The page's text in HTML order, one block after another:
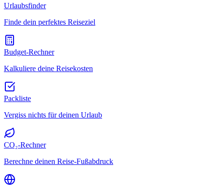
Urlaubsfinder
Finde dein perfektes Reiseziel
Budget-Rechner
Kalkuliere deine Reisekosten
Packliste
Vergiss nichts für deinen Urlaub
CO₂-Rechner
Berechne deinen Reise-Fußabdruck